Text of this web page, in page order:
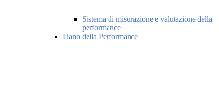
Sistema di misurazione e valutazione della
performance
Piano della Performance